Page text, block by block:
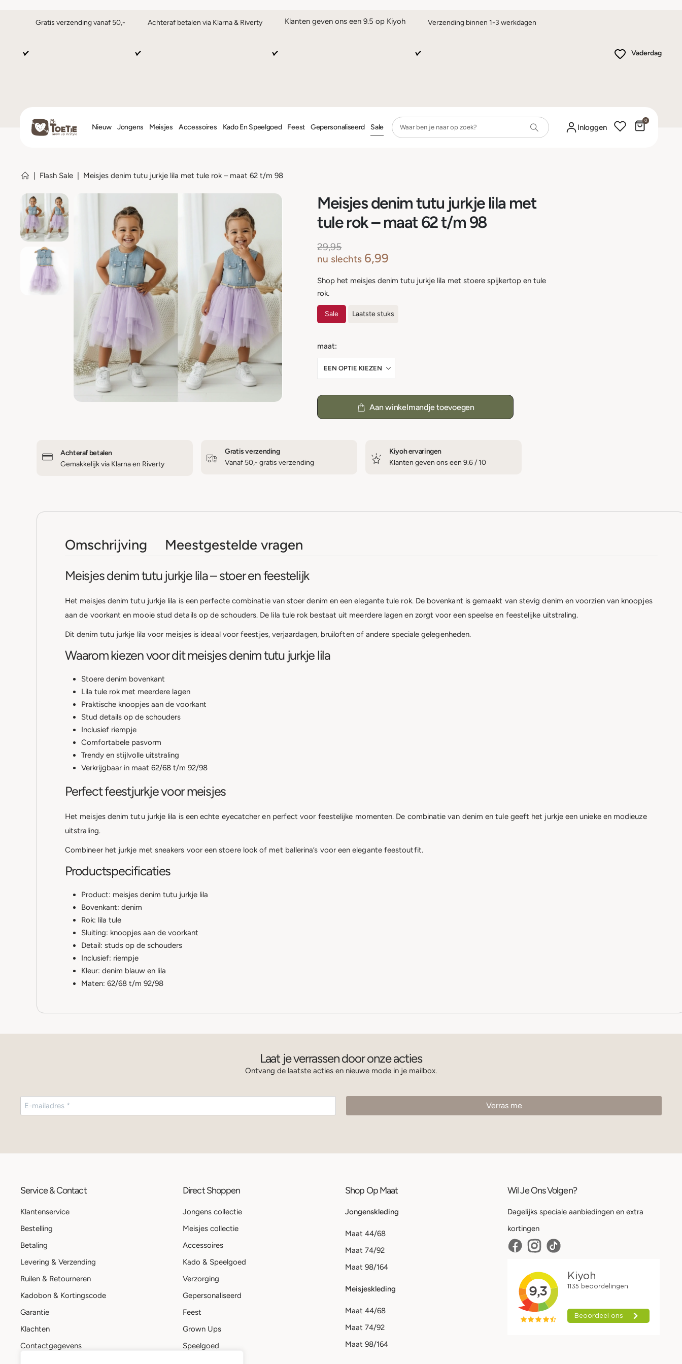
Gratis verzending vanaf 50,- Achteraf betalen via Klarna & Riverty Klanten geven ons een 9.5 op Kiyoh Verzending binnen 1-3 werkdagen
Vaderdag
Nieuw Jongens Meisjes Accessoires Kado En Speelgoed Feest Gepersonaliseerd Sale Inloggen
0
Flash Sale Meisjes denim tutu jurkje lila met tule rok – maat 62 t/m 98
Meisjes denim tutu jurkje lila met
tule rok – maat 62 t/m 98
29,95
nu slechts 6,99
Shop het meisjes denim tutu jurkje lila met stoere spijkertop en tule
rok.
Sale Laatste stuks
maat
Aan winkelmandje toevoegen
Achteraf betalen
Gemakkelijk via Klarna en Riverty
Gratis verzending
Vanaf 50,- gratis verzending
Kiyoh ervaringen
Klanten geven ons een 9.6 / 10
Omschrijving Meestgestelde vragen
Meisjes denim tutu jurkje lila – stoer en feestelijk
Het meisjes denim tutu jurkje lila is een perfecte combinatie van stoer denim en een elegante tule rok. De bovenkant is gemaakt van stevig denim en voorzien van knoopjes
aan de voorkant en mooie stud details op de schouders. De lila tule rok bestaat uit meerdere lagen en zorgt voor een speelse en feestelijke uitstraling.
Dit denim tutu jurkje lila voor meisjes is ideaal voor feestjes, verjaardagen, bruiloften of andere speciale gelegenheden.
Waarom kiezen voor dit meisjes denim tutu jurkje lila
Stoere denim bovenkant
Lila tule rok met meerdere lagen
Praktische knoopjes aan de voorkant
Stud details op de schouders
Inclusief riempje
Comfortabele pasvorm
Trendy en stijlvolle uitstraling
Verkrijgbaar in maat 62/68 t/m 92/98
Perfect feestjurkje voor meisjes
Het meisjes denim tutu jurkje lila is een echte eyecatcher en perfect voor feestelijke momenten. De combinatie van denim en tule geeft het jurkje een unieke en modieuze
uitstraling.
Combineer het jurkje met sneakers voor een stoere look of met ballerina’s voor een elegante feestoutfit.
Productspecificaties
Product: meisjes denim tutu jurkje lila
Bovenkant: denim
Rok: lila tule
Sluiting: knoopjes aan de voorkant
Detail: studs op de schouders
Inclusief: riempje
Kleur: denim blauw en lila
Maten: 62/68 t/m 92/98
Laat je verrassen door onze acties
Ontvang de laatste acties en nieuwe mode in je mailbox.
Service & Contact
Klantenservice
Bestelling
Betaling
Levering & Verzending
Ruilen & Retourneren
Kadobon & Kortingscode
Garantie
Klachten
Contactgegevens
Direct Shoppen
Jongens collectie
Meisjes collectie
Accessoires
Kado & Speelgoed
Verzorging
Gepersonaliseerd
Feest
Grown Ups
Speelgoed
Shop Op Maat
Jongenskleding
Maat 44/68
Maat 74/92
Maat 98/164
Meisjeskleding
Maat 44/68
Maat 74/92
Maat 98/164
Wil Je Ons Volgen?
Dagelijks speciale aanbiedingen en extra
kortingen